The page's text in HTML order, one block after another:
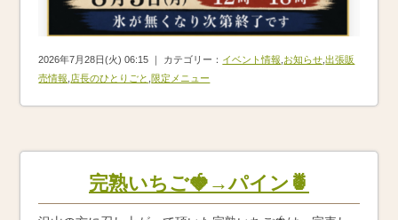
2026年7月28日(火) 06:15 ｜ カテゴリー： イベント情報 お知らせ ,出張販
売情報 店長のひとりごと ,限定メニュー
完熟いちご🍓→パイン🍍